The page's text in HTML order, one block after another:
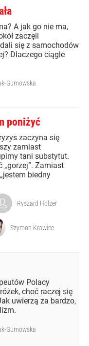
A jak go nie ma,
zaczęli
się z samochodów
Dlaczego ciągle
Gumowska
poniżyć
zaczyna się
zamiast
tani substytut.
„gorzej”. Zamiast
biedny
Ryszard Holzer
Szymon Krawiec
Polacy
choć raczej się
uwierzą za bardzo,
Gumowska